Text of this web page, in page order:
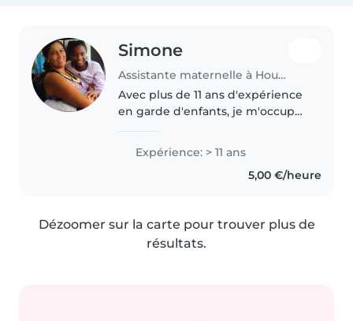
Simone
Assistante maternelle à Houilles
Avec plus de 11 ans d'expérience
en garde d'enfants, je m'occupe
petits et des enfants d'âge
préscolaire. Titulaire d'un
agrément pour 4 enfants et
Expérience: > 11 ans
5,00 €/heure
Dézoomer sur la carte pour trouver plus de
résultats.